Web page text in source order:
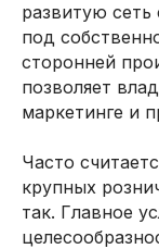
развитую
под
сторонней
позволяет
маркетинге и
Часто
крупных
так. Главное